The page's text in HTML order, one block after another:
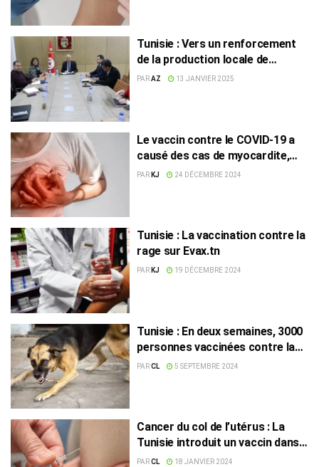
Tunisie : Vers un renforcement
de la production locale de
vaccins
PARAZ 13 JANVIER 2025
Le vaccin contre le COVID-19 a
causé des cas de myocardite,
selon ce médecin tunisien
PAR KJ 24 DÉCEMBRE 2024
Tunisie : La vaccination contre la
rage sur Evax.tn
PAR KJ 19 DÉCEMBRE 2024
Tunisie : En deux semaines, 3000
personnes vaccinées contre la
rage par l’IPT
PARCL 5 SEPTEMBRE 2024
Cancer du col de l’utérus : La
Tunisie introduit un vaccin dans
le calendrier national
PARCL 18 JANVIER 2024